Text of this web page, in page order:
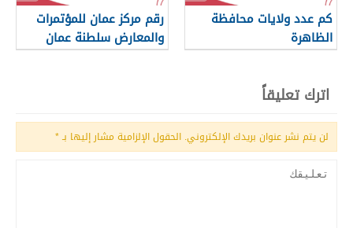
كم عدد ولايات محافظة
الظاهرة
رقم مركز عمان للمؤتمرات
والمعارض سلطنة عمان
اترك تعليقاً
لن يتم نشر عنوان بريدك الإلكتروني. الحقول الإلزامية مشار إليها بـ*